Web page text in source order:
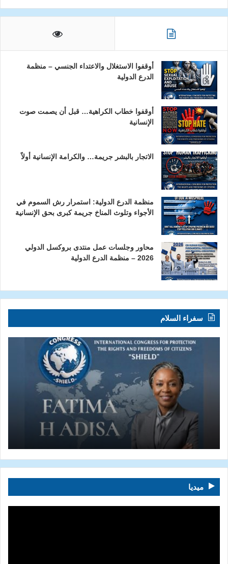
أوقفوا الاستغلال والاعتداء الجنسي – منظمة
الدرع الدولية
أوقفوا خطاب الكراهية… قبل أن يصمت صوت
الإنسانية
الاتجار بالبشر جريمة… والكرامة الإنسانية أولاً
منظمة الدرع الدولية: استمرار رش السموم في
الأجواء وتلوث المناخ جريمة كبرى بحق الإنسانية
محاور وجلسات عمل منتدى بروكسل الدولي
2026 – منظمة الدرع الدولية
سفراء السلام
ميديا